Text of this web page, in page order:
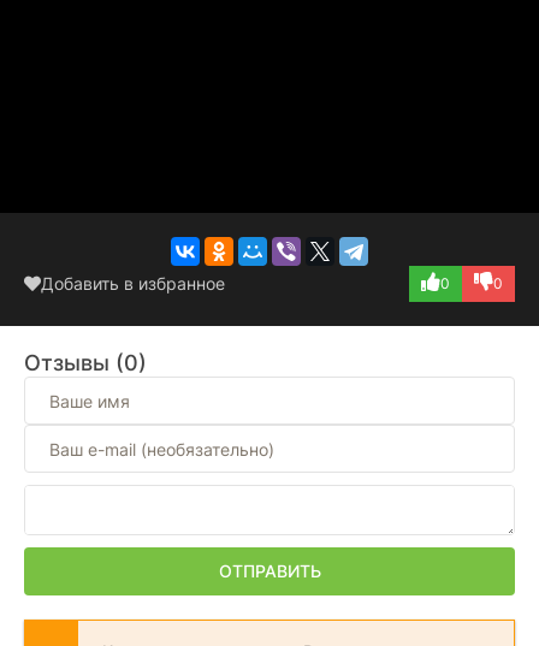
Добавить в избранное 0 0
Отзывы (0)
ОТПРАВИТЬ